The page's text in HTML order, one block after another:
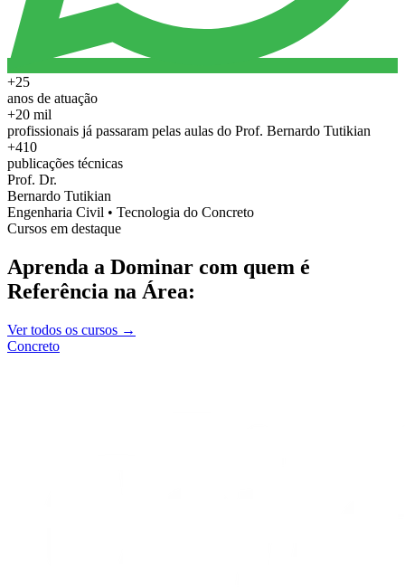
+25
anos de atuação
+20 mil
profissionais já passaram pelas aulas do Prof. Bernardo Tutikian
+410
publicações técnicas
Prof. Dr.
Bernardo Tutikian
Engenharia Civil • Tecnologia do Concreto
Cursos em destaque
Aprenda a Dominar com quem é
Referência na Área:
Ver todos os cursos →
Concreto